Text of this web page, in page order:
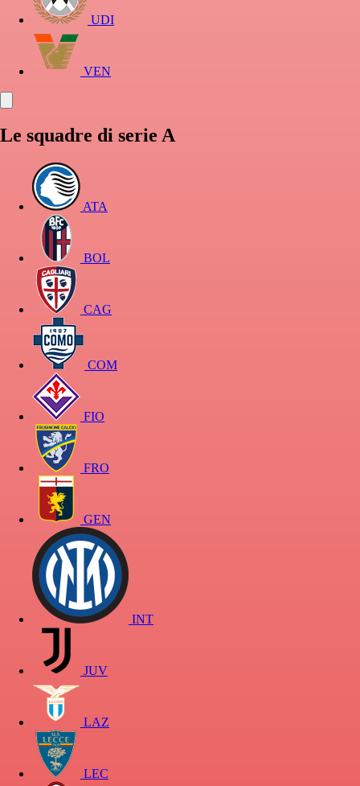
UDI
VEN
Le squadre di serie A
ATA
BOL
CAG
COM
FIO
FRO
GEN
INT
JUV
LAZ
LEC